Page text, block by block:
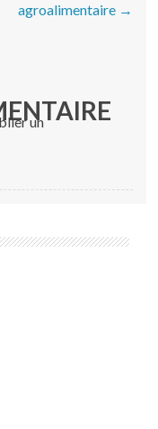
agroalimentaire →
un